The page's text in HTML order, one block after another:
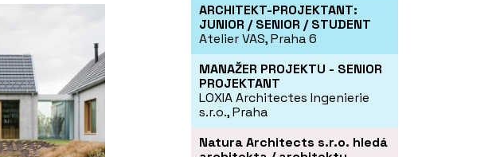
ARCHITEKT-PROJEKTANT:
JUNIOR / SENIOR / STUDENT
Atelier VAS, Praha 6
MANAŽER PROJEKTU - SENIOR
PROJEKTANT
LOXIA Architectes Ingenierie
s.r.o., Praha
Natura Architects s.r.o. hledá